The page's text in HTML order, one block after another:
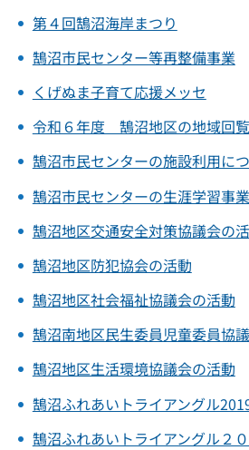
第４回鵠沼海岸まつり
鵠沼市民センター等再整備事業
くげぬま子育て応援メッセ
令和６年度 鵠沼地区の地域回覧
鵠沼市民センターの施設利用に
鵠沼市民センターの生涯学習事
鵠沼地区交通安全対策協議会の
鵠沼地区防犯協会の活動
鵠沼地区社会福祉協議会の活動
鵠沼南地区民生委員児童委員協
鵠沼地区生活環境協議会の活動
鵠沼ふれあいトライアングル
鵠沼ふれあいトライアングル２